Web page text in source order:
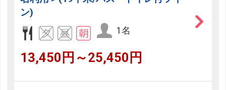
ン)
1名
13,450円～25,450円